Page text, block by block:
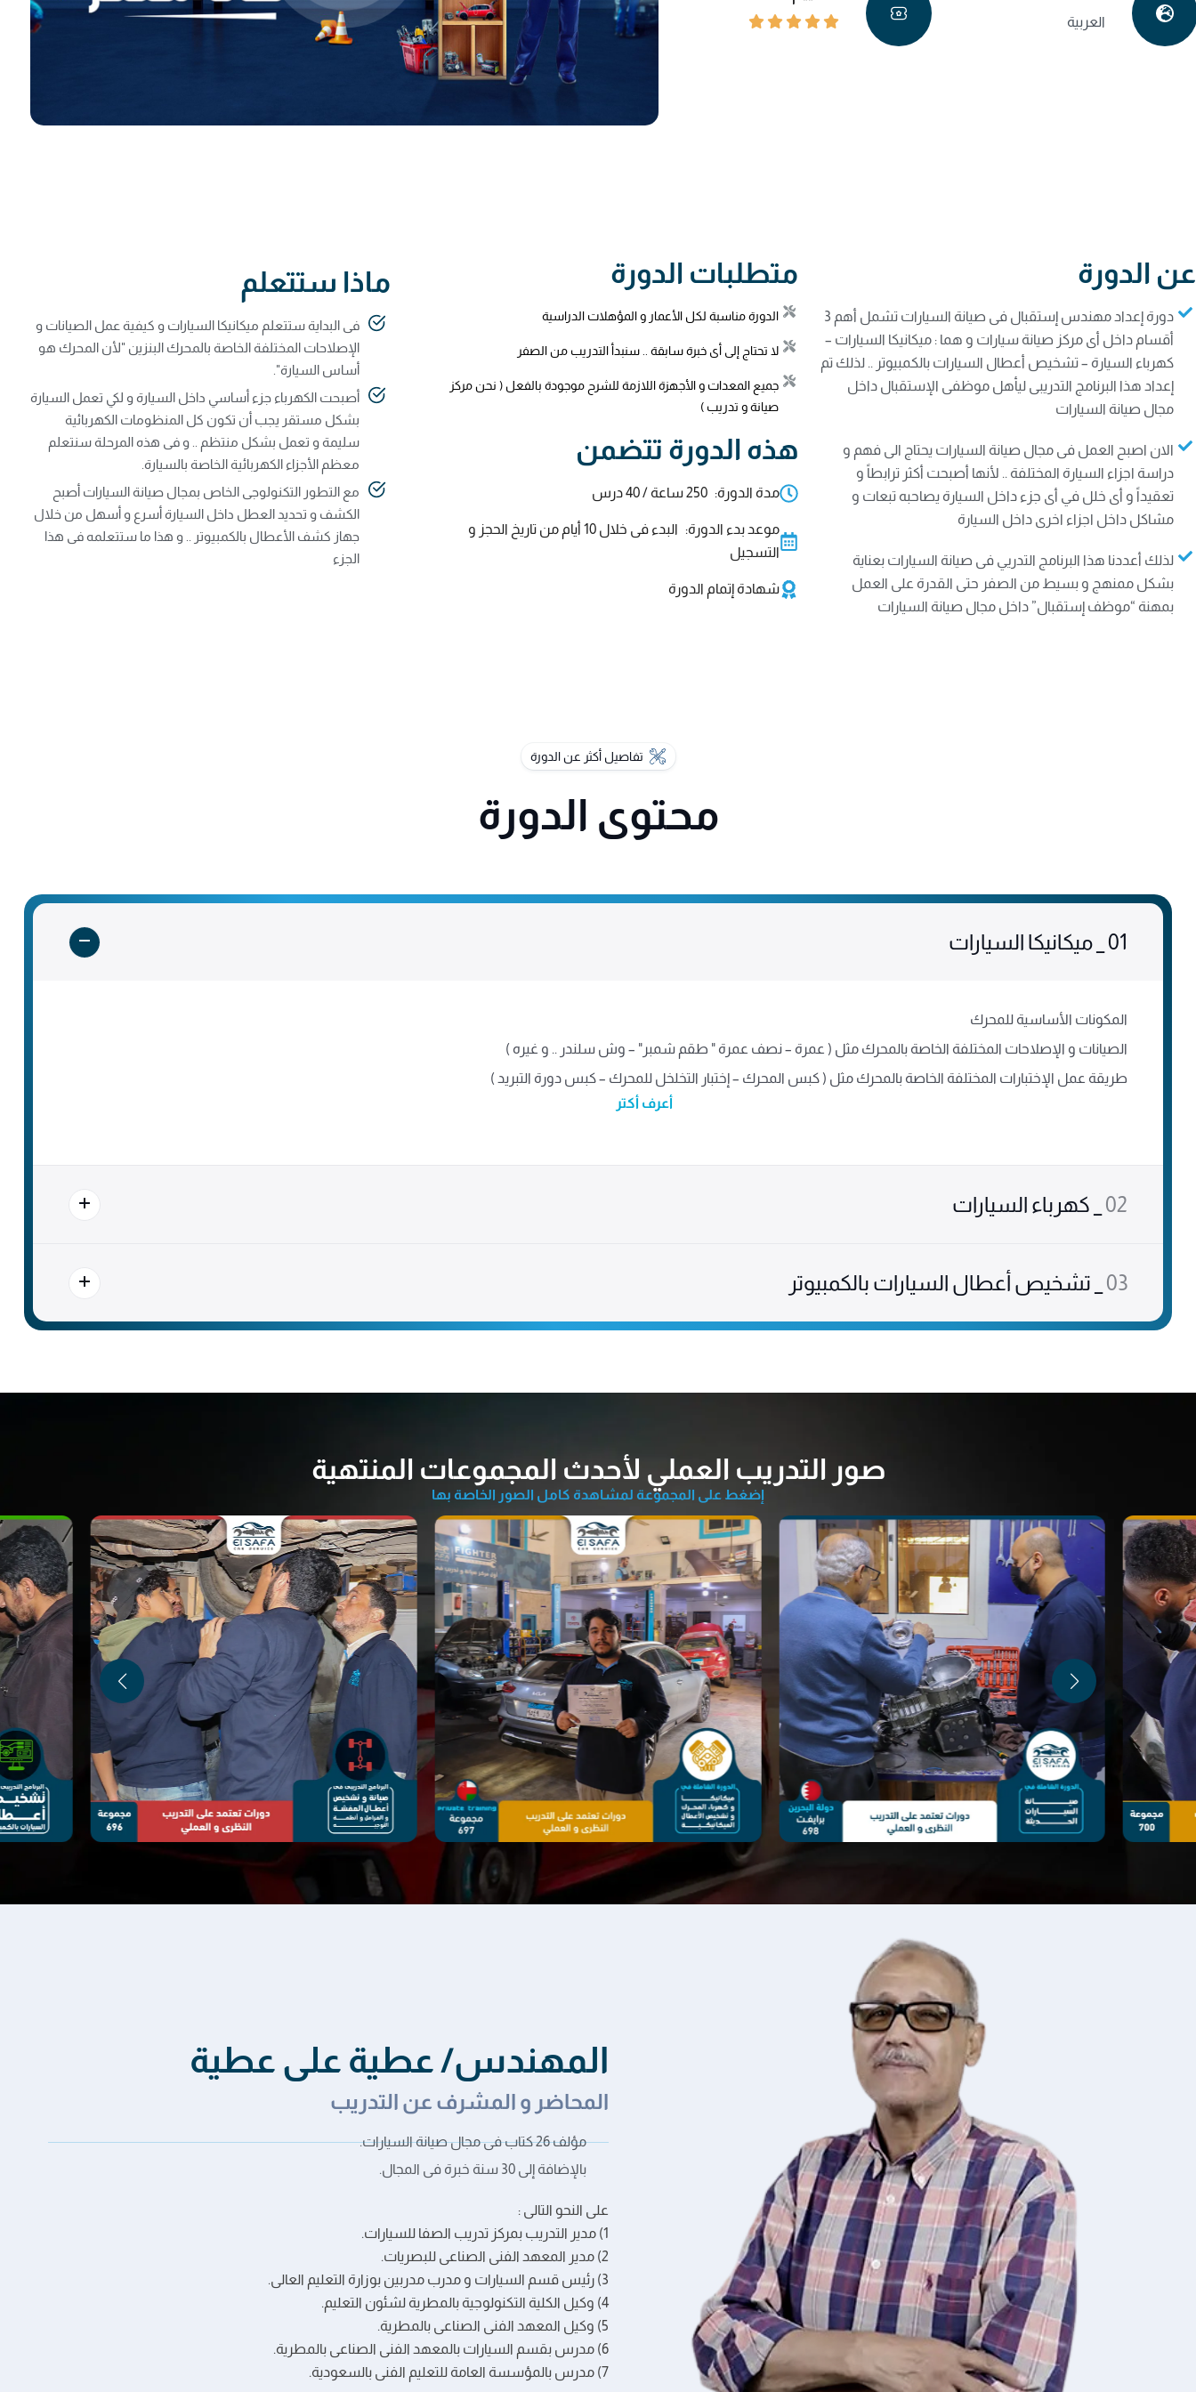
العربية
عن الدورة
دورة إعداد مهندس إستقبال فى صيانة السيارات تشمل أهم 3
أقسام داخل أى مركز صيانة سيارات و هما : ميكانيكا السيارات –
كهرباء السيارة – تشخيص أعطال السيارات بالكمبيوتر .. لذلك تم
إعداد هذا البرنامج التدريبى ليأهل موظفى الإستقبال داخل
مجال صيانة السيارات
الان اصبح العمل فى مجال صيانة السيارات يحتاج الى فهم و
دراسة اجزاء السيارة المختلفة .. لأنها أصبحت أكثر ترابطاً و
تعقيداً و أى خلل في أى جزء داخل السيارة يصاحبه تبعات و
مشاكل داخل اجزاء اخرى داخل السيارة
لذلك أعددنا هذا البرنامج التدريي فى صيانة السيارات بعناية
بشكل ممنهج و بسيط من الصفر حتى القدرة على العمل
بمهنة “موظف إستقبال” داخل مجال صيانة السيارات
متطلبات الدورة
الدورة مناسبة لكل الأعمار و المؤهلات الدراسية
لا تحتاج إلى أى خبرة سابقة .. سنبدأ التدريب من الصفر
جميع المعدات و الأجهزة اللازمة للشرح موجودة بالفعل ( نحن مركز
صيانة و تدريب )
هذه الدورة تتضمن
مدة الدورة: 250 ساعة / 40 درس
موعد بدء الدورة:
البدء فى خلال 10 أيام من تاريخ الحجز و
التسجيل
شهادة إتمام الدورة
ماذا ستتعلم
فى البداية ستتعلم ميكانيكا السيارات و كيفية عمل الصيانات و
الإصلاحات المختلفة الخاصة بالمحرك البنزين "لأن المحرك هو
أساس السيارة".
أصبحت الكهرباء جزء أساسي داخل السيارة و لكي تعمل السيارة
بشكل مستقر يجب أن تكون كل المنظومات الكهربائية
سليمة و تعمل بشكل منتظم .. و فى هذه المرحلة سنتعلم
معظم الأجزاء الكهربائية الخاصة بالسيارة.
مع التطور التكنولوجى الخاص بمجال صيانة السيارات أصبح
الكشف و تحديد العطل داخل السيارة أسرع و أسهل من خلال
جهاز كشف الأعطال بالكمبيوتر .. و هذا ما ستتعلمه فى هذا
الجزء
تفاصيل أكثر عن الدورة
محتوى الدورة
01 _ ميكانيكا السيارات
المكونات الأساسية للمحرك
الصيانات و الإصلاحات المختلفة الخاصة بالمحرك مثل ( عمرة – نصف عمرة " طقم شمبر" – وش سلندر .. و غيره )
طريقة عمل الإختبارات المختلفة الخاصة بالمحرك مثل ( كبس المحرك – إختبار التخلخل للمحرك – كبس دورة التبريد )
أعرف أكتر
02 _ كهرباء السيارات
03 _ تشخيص أعطال السيارات بالكمبيوتر
صور التدريب العملي لأحدث المجموعات المنتهية
إضغط على المجموعة لمشاهدة كامل الصور الخاصة بها
المهندس/ عطية على عطية
المحاضر و المشرف عن التدريب
مؤلف 26 كتاب فى مجال صيانة السيارات.
بالإضافة إلى 30 سنة خبرة فى المجال.
على النحو التالى :
1) مدير التدريب بمركز تدريب الصفا للسيارات.
2) مدير المعهد الفنى الصناعى للبصريات.
3) رئيس قسم السيارات و مدرب مدربين بوزارة التعليم العالى.
4) وكيل الكلية التكنولوجية بالمطرية لشئون التعليم.
5) وكيل المعهد الفنى الصناعى بالمطرية.
6) مدرس بقسم السيارات بالمعهد الفنى الصناعى بالمطرية.
7) مدرس بالمؤسسة العامة للتعليم الفنى بالسعودية.